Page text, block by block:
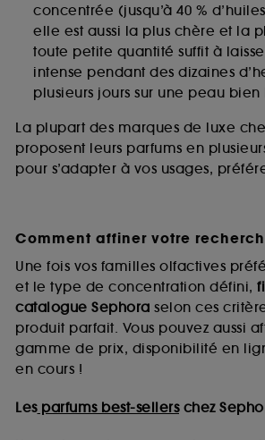
concentrée (jusqu’à 40 %
elle est aussi la plus chère et la
toute petite quantité suffit à
intense pendant des dizaines
plusieurs jours sur une peau
La plupart des marques de luxe
proposent leurs parfums en
pour s’adapter à vos usages,
Comment affiner votre
Une fois vos familles olfactives
et le type de concentration défini,
catalogue Sephora selon ces
produit parfait. Vous pouvez aussi
gamme de prix, disponibilité en
en cours !
Lesparfums best-sellerschez